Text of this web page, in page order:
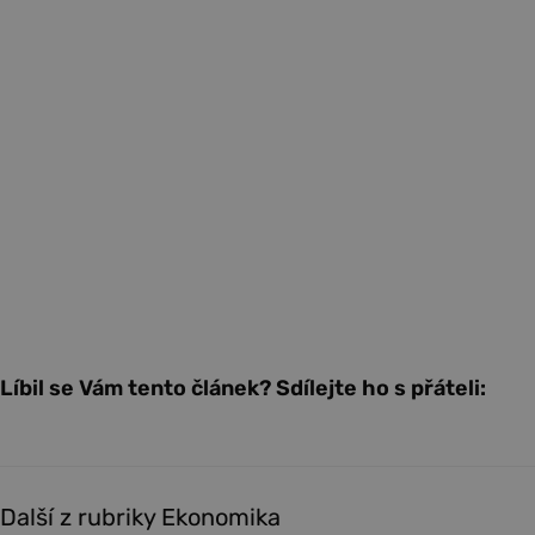
Líbil se Vám tento článek? Sdílejte ho s přáteli:
Další z rubriky Ekonomika